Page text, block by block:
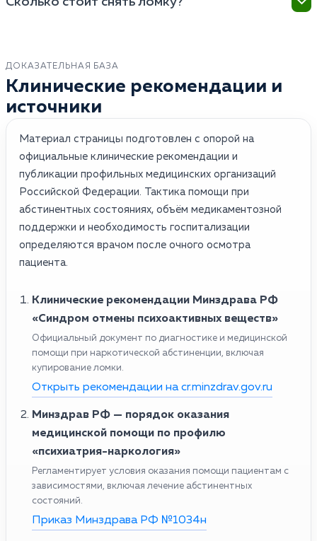
капельницу и дать снотворное для облегчения
капельница на дому стоит дешевле, чем процедура
УБОД или многодневное пребывание в VIP-
стационаре), но точную стоимость врач сможет
назвать только после осмотра пациента.
ДОКАЗАТЕЛЬНАЯ БАЗА
Клинические рекомендации и
источники
Материал страницы подготовлен с опорой на
официальные клинические рекомендации и
публикации профильных медицинских организаций
Российской Федерации. Тактика помощи при
абстинентных состояниях, объём медикаментозной
поддержки и необходимость госпитализации
определяются врачом после очного осмотра
пациента.
Клинические рекомендации Минздрава РФ
«Синдром отмены психоактивных веществ»
Официальный документ по диагностике и медицинской
помощи при наркотической абстиненции, включая
купирование ломки.
Открыть рекомендации на cr.minzdrav.gov.ru
Минздрав РФ — порядок оказания
медицинской помощи по профилю
«психиатрия-наркология»
Регламентирует условия оказания помощи пациентам с
зависимостями, включая лечение абстинентных
состояний.
Приказ Минздрава РФ №1034н